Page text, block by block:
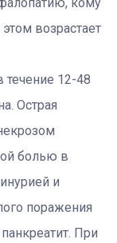
возрастает
течение 12-48
Острая
болью в
и
поражения
При